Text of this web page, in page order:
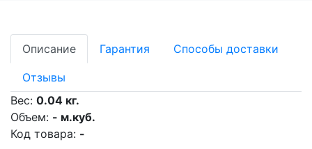
Описание Гарантия Способы доставки
Отзывы
Вес: 0.04 кг.
Объем: - м.куб.
Код товара: -